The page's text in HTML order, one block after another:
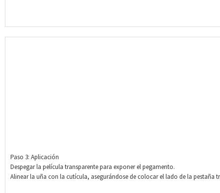
Paso 3: Aplicación
Despegar la película transparente para exponer el pegamento.
Alinear la uña con la cutícula, asegurándose de colocar el lado de la pestaña